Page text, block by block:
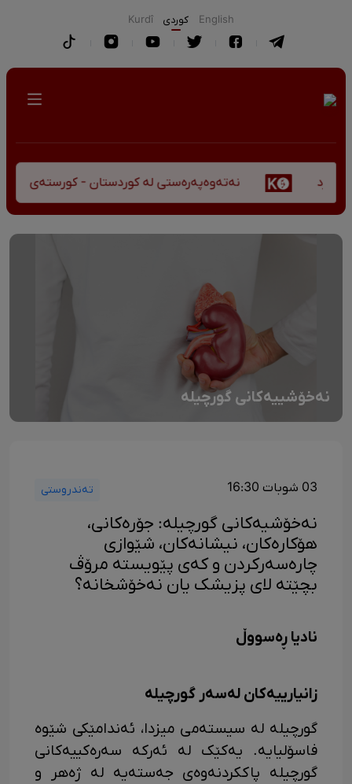
English كوردی Kurdî
نەتەوەپەرەستی لە کوردستان - کورستەی
نەخۆشییەکانی گورچیلە
03 شوبات 16:30 تەندروستی
نەخۆشیەکانی گورچیلە: جۆرەکانی،
هۆکارەکان، نیشانەکان، شێوازی
چارەسەرکردن و کەی پێویستە مرۆڤ
بچێتە لای پزیشک یان نەخۆشخانە؟
نادیا ڕەسووڵ
زانیارییەکان لەسەر گورچیلە
گورچیلە لە سیستەمی میزدا، ئەندامێکی شێوە
فاسۆلیایە. یەکێک لە ئەرکە سەرەکییەکانی
گورچیلە پاککردنەوەی جەستەیە لە ژەهر و